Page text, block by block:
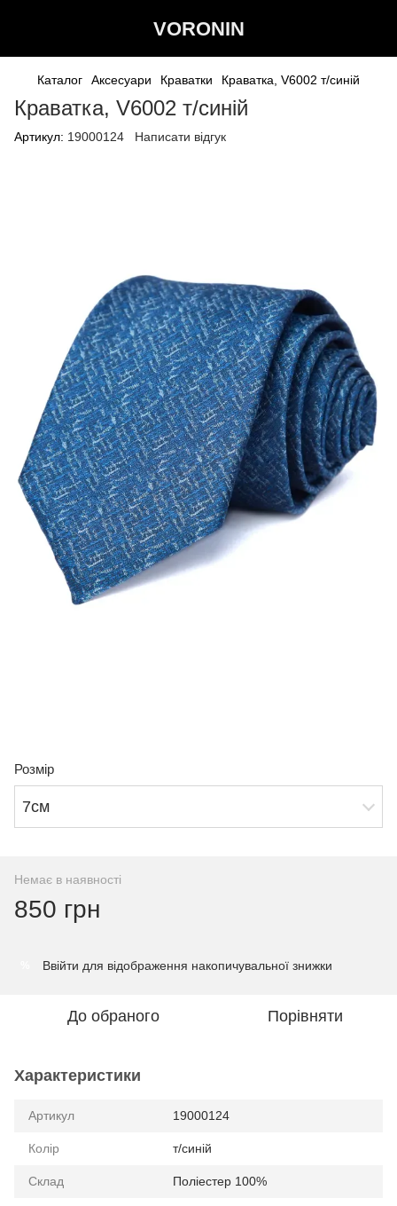
VORONIN
Каталог Аксесуари Краватки Краватка, V6002 т/синій
Краватка, V6002 т/синій
Артикул: 19000124 Написати відгук
Розмір
7см
Немає в наявності
850 грн
Ввійти для відображення накопичувальної знижки
До обраного Порівняти
Характеристики
Артикул 19000124
Колір т/синій
Склад Поліестер 100%